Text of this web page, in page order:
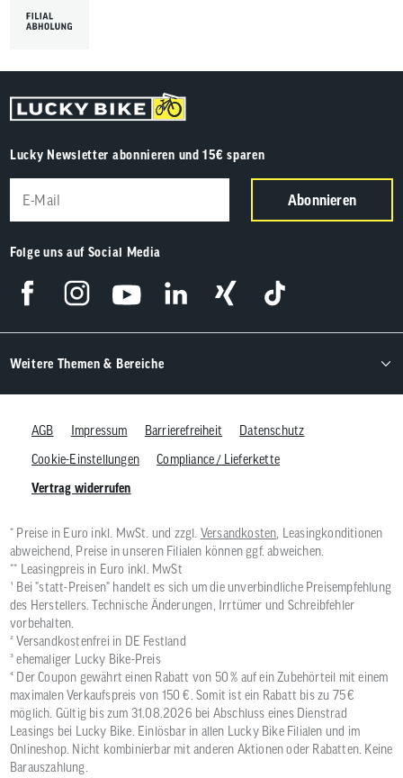
Lucky Newsletter abonnieren und 15€ sparen
Abonnieren
Folge uns auf Social Media
Weitere Themen & Bereiche
AGB Impressum Barrierefreiheit
Datenschutz
Cookie-Einstellungen
Compliance / Lieferkette
Vertrag widerrufen
* Preise in Euro inkl. MwSt. und zzgl. Versandkosten , Leasingkonditionen
abweichend, Preise in unseren Filialen können ggf. abweichen.
** Leasingpreis in Euro inkl. MwSt
¹ Bei "statt-Preisen" handelt es sich um die unverbindliche Preisempfehlung
des Herstellers. Technische Änderungen, Irrtümer und Schreibfehler
vorbehalten.
² Versandkostenfrei in DE Festland
³ ehemaliger Lucky Bike-Preis
⁴ Der Coupon gewährt einen Rabatt von 50 % auf ein Zubehörteil mit einem
maximalen Verkaufspreis von 150 €. Somit ist ein Rabatt bis zu 75 €
möglich. Gültig bis zum 31.08.2026 bei Abschluss eines Dienstrad
Leasings bei Lucky Bike. Einlösbar in allen Lucky Bike Filialen und im
Onlineshop. Nicht kombinierbar mit anderen Aktionen oder Rabatten. Keine
Barauszahlung.